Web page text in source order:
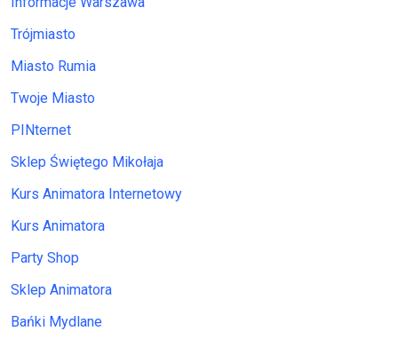
Trójmiasto
Miasto Rumia
Twoje Miasto
PINternet
Sklep Świętego Mikołaja
Kurs Animatora Internetowy
Kurs Animatora
Party Shop
Sklep Animatora
Bańki Mydlane